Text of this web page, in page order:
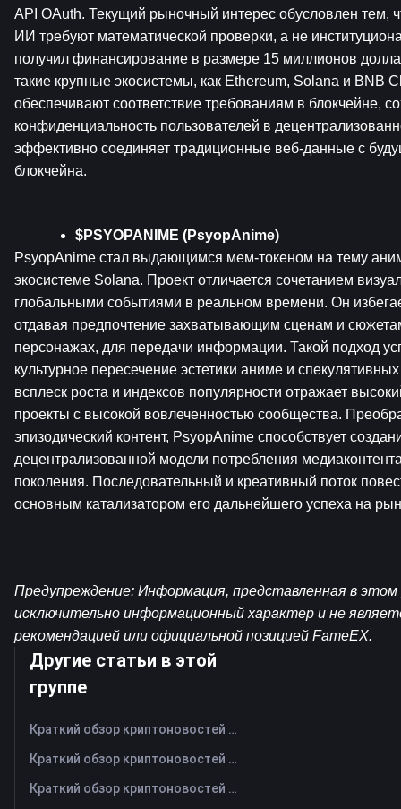
API OAuth. Текущий рыночный интерес обусловлен тем,
ИИ требуют математической проверки, а не
получил финансирование в размере 15 миллионов
такие крупные экосистемы, как Ethereum, Solana и BNB
обеспечивают соответствие требованиям в блокчейне,
конфиденциальность пользователей в
эффективно соединяет традиционные веб-данные с
блокчейна.
$PSYOPANIME (PsyopAnime)
PsyopAnime стал выдающимся мем-токеном на тему
экосистеме Solana. Проект отличается сочетанием
глобальными событиями в реальном времени. Он
отдавая предпочтение захватывающим сценам и
персонажах, для передачи информации. Такой подход
культурное пересечение эстетики аниме и
всплеск роста и индексов популярности отражает
проекты с высокой вовлеченностью сообщества.
эпизодический контент, PsyopAnime способствует
децентрализованной модели потребления
поколения. Последовательный и креативный поток
основным катализатором его дальнейшего успеха на
Предупреждение: Информация, представленная в этом
исключительно информационный характер и не
рекомендацией или официальной позицией FameEX.
Другие статьи в этой
группе
Краткий обзор криптоновостей FameEX за сегодня | 7 августа 2026 г
Краткий обзор криптоновостей FameEX за сегодня | 6 августа 2026 г
Краткий обзор криптоновостей FameEX за сегодня | 5 августа 2026 г